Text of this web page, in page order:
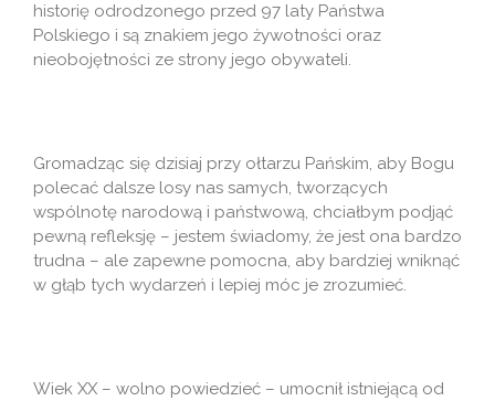
historię odrodzonego przed 97 laty Państwa
Polskiego i są znakiem jego żywotności oraz
nieobojętności ze strony jego obywateli.
Gromadząc się dzisiaj przy ołtarzu Pańskim, aby Bogu
polecać dalsze losy nas samych, tworzących
wspólnotę narodową i państwową, chciałbym podjąć
pewną refleksję – jestem świadomy, że jest ona bardzo
trudna – ale zapewne pomocna, aby bardziej wniknąć
w głąb tych wydarzeń i lepiej móc je zrozumieć.
Wiek XX – wolno powiedzieć – umocnił istniejącą od